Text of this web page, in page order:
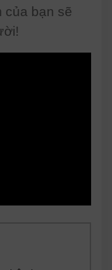
của bạn sẽ